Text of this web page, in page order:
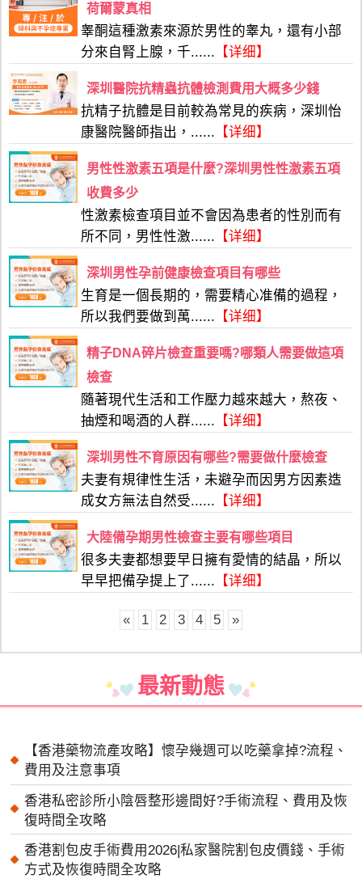
荷爾蒙真相
睾酮這種激素來源於男性的睾丸，還有小部
分來自腎上腺，千...... 【详细】
深圳醫院抗精蟲抗體檢測費用大概多少錢
抗精子抗體是目前較為常見的疾病，深圳怡
康醫院醫師指出，...... 【详细】
男性性激素五項是什麼?深圳男性性激素五項
收費多少
性激素檢查項目並不會因為患者的性別而有
所不同，男性性激...... 【详细】
深圳男性孕前健康檢查項目有哪些
生育是一個長期的，需要精心准備的過程，
所以我們要做到萬...... 【详细】
精子DNA碎片檢查重要嗎?哪類人需要做這項
檢查
隨著現代生活和工作壓力越來越大，熬夜、
抽煙和喝酒的人群...... 【详细】
深圳男性不育原因有哪些?需要做什麼檢查
夫妻有規律性生活，未避孕而因男方因素造
成女方無法自然受...... 【详细】
大陸備孕期男性檢查主要有哪些項目
很多夫妻都想要早日擁有愛情的結晶，所以
早早把備孕提上了...... 【详细】
« 1 2 3 4 5 »
最新動態
【香港藥物流產攻略】懷孕幾週可以吃藥拿掉?流程、
費用及注意事項
香港私密診所小陰唇整形邊間好?手術流程、費用及恢
復時間全攻略
香港割包皮手術費用2026|私家醫院割包皮價錢、手術
方式及恢復時間全攻略